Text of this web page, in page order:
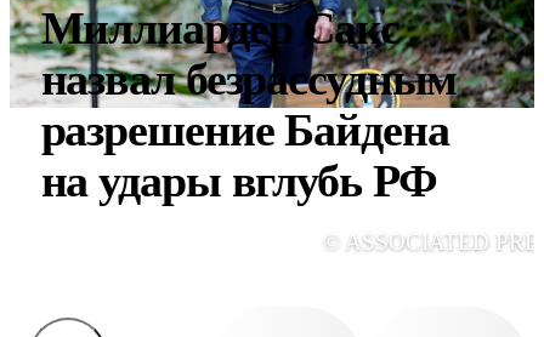
Миллиардер Сакс
назвал безрассудным
разрешение Байдена
на удары вглубь РФ
© ASSOCIATED